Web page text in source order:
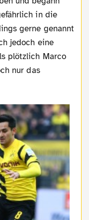
in die
gerne genannt
jedoch eine
plötzlich Marco
nur das